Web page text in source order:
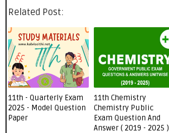
Related Post:
11th - Quarterly Exam
2025 - Model Question
Paper
11th Chemistry
Chemistry Public
Exam Question And
Answer ( 2019 - 2025 )